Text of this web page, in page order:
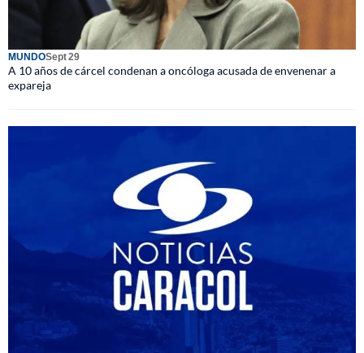
MUNDOSept 29
A 10 años de cárcel condenan a oncóloga acusada de envenenar a
expareja